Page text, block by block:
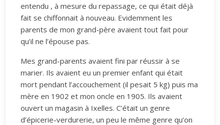
entendu , à mesure du repassage, ce qui était déjà
fait se chiffonnait à nouveau. Evidemment les
parents de mon grand-père avaient tout fait pour
qu’il ne l’épouse pas.
Mes grand-parents avaient fini par réussir à se
marier. Ils avaient eu un premier enfant qui était
mort pendant l’accouchement (il pesait 5 kg) puis ma
mère en 1902 et mon oncle en 1905. Ils avaient
ouvert un magasin à Ixelles. C’était un genre
d’épicerie-verdurerie, un peu le même genre qu’on